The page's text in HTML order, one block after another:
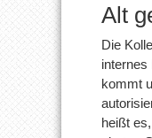
Alt
Die
internes
kommt
heißt